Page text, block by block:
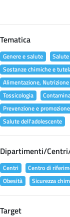
Tematica
Genere e salute
Sostanze chimiche e
Alimentazione,
Tossicologia
Prevenzione e
Salute dell'adolescente
Dipartimenti/
Centri Centro di
Obesità
Sicurezza
Target